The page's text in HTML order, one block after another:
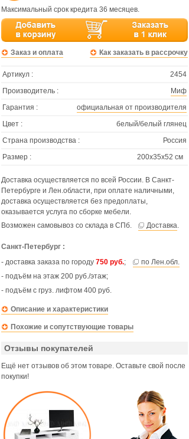
Максимальный срок кредита 36 месяцев.
Заказ и оплата Как заказать в рассрочку
Артикул :
2454
Производитель :
Миф
Гарантия :
официальная от производителя
Цвет :
белый/белый глянец
Страна производства :
Россия
Размер :
200х35х52 см
Доставка осуществляется по всей России. В Санкт-
Петербурге и Лен.области, при оплате наличными,
доставка осуществляется без предоплаты,
оказывается услуга по сборке мебели.
Возможен самовывоз со склада в СПб.
Доставка.
Санкт-Петербург :
- доставка заказа по городу 750 руб.;
по Лен.обл.
- подъём на этаж 200 руб./этаж;
- подъём с груз. лифтом 400 руб.
Описание и характеристики
Похожие и сопутствующие товары
Отзывы покупателей
Ещё нет отзывов об этом товаре. Оставьте свой после
покупки!